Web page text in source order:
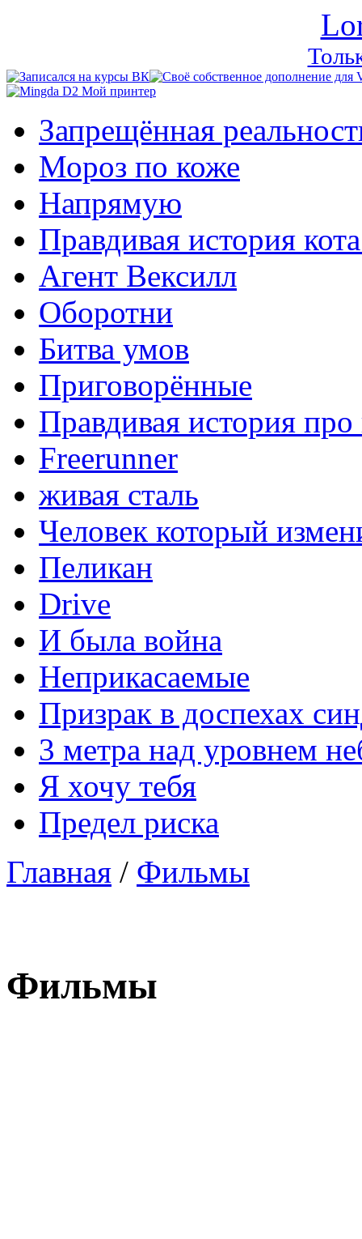
Запрещённая
Мороз по коже
Напрямую
Правдивая история
Агент Вексилл
Оборотни
Битва умов
Приговорённые
Правдивая история
Freerunner
живая сталь
Человек который
Пеликан
Drive
И была война
Неприкасаемые
Призрак в доспехах
3 метра над уровнем
Я хочу тебя
Предел риска
Главная / Фильмы
Фильмы